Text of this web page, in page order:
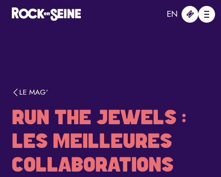
Aller au contenu principal
EN
LE MAG'
RUN THE JEWELS :
LES MEILLEURES
COLLABORATIONS
Panneau de gestion des cookies